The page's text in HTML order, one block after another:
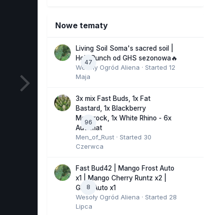
Nowe tematy
47
Living Soil Soma's sacred soil |
Holy Punch od GHS sezonowa🔥
Wesoły Ogród Aliena · Started 12
Maja
96
3x mix Fast Buds, 1x Fat
Bastard, 1x Blackberry
Moonrock, 1x White Rhino - 6x
Automat
Men_of_Rust · Started 30
Czerwca
8
Fast Bud42 | Mango Frost Auto
x1 | Mango Cherry Runtz x2 |
GMO Auto x1
Wesoły Ogród Aliena · Started 28
Lipca